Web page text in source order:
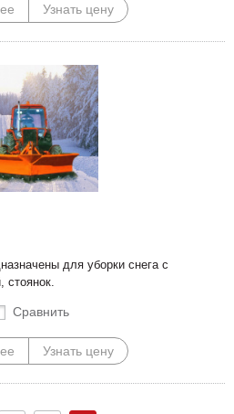
Узнать цену
для уборки снега с
стоянок.
Сравнить
Узнать цену